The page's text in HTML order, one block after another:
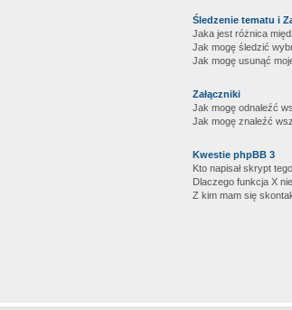
Śledzenie tematu i
Jaka jest różnica
Jak mogę śledzić
Jak mogę usunąć
Załączniki
Jak mogę odnaleźć
Jak mogę znaleźć
Kwestie phpBB 3
Kto napisał skrypt
Dlaczego funkcja X
Z kim mam się